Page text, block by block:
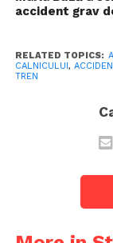
accident grav
RELATED TOPICS:
CALNICULUI,
TREN